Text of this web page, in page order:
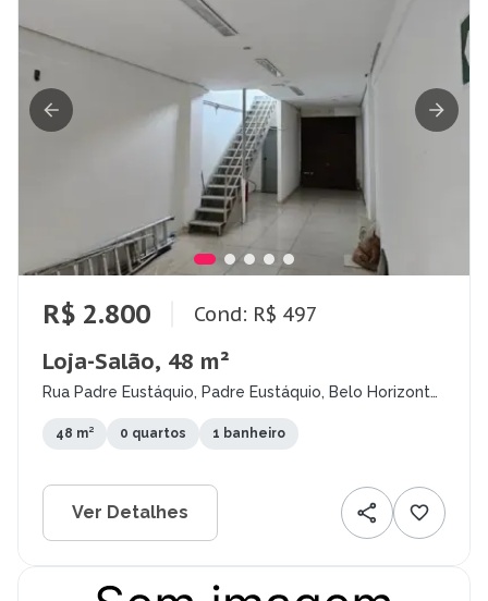
R$ 2.800 Cond: R$ 497
Loja-Salão, 48 m²
Rua Padre Eustáquio, Padre Eustáquio, Belo Horizonte
48 m² 0 quartos 1 banheiro
Ver Detalhes